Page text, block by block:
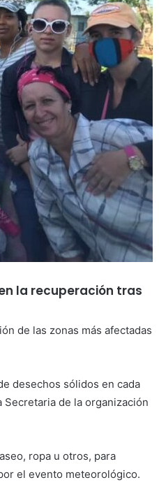
la recuperación tras
de las zonas más afectadas
desechos sólidos en cada
de la organización
ropa u otros, para
el evento meteorológico.